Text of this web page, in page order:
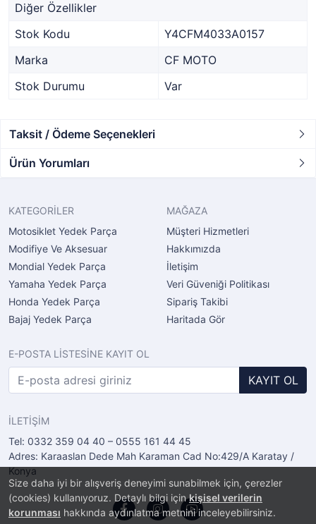
Size daha iyi bir alışveriş deneyimi sunabilmek için, çerezler
(cookies) kullanıyoruz. Detaylı bilgi içinkişisel verilerin
korunması hakkında aydınlatma metnini inceleyebilirsiniz.
Diğer Özellikler
Stok Kodu
Y4CFM4033A0157
Marka
CF MOTO
Stok Durumu
Var
Taksit / Ödeme Seçenekleri
Ürün Yorumları
KATEGORİLER
Motosiklet Yedek Parça
Modifiye Ve Aksesuar
Mondial Yedek Parça
Yamaha Yedek Parça
Honda Yedek Parça
Bajaj Yedek Parça
MAĞAZA
Müşteri Hizmetleri
Hakkımızda
İletişim
Veri Güveniği Politikası
Sipariş Takibi
Haritada Gör
E-POSTA LİSTESİNE KAYIT OL
KAYIT OL
İLETİŞİM
Tel: 0332 359 04 40 – 0555 161 44 45
Adres: Karaaslan Dede Mah Karaman Cad No:429/A Karatay /
Konya